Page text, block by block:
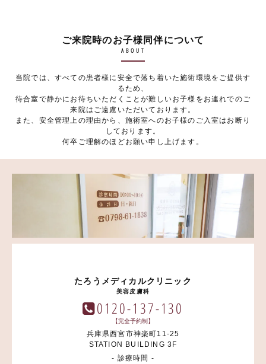
ご来院時のお子様同伴について
ABOUT
当院では、すべての患者様に安全で落ち着いた施術環境をご提供す
るため、
待合室で静かにお待ちいただくことが難しいお子様をお連れでのご
来院はご遠慮いただいております。
また、安全管理上の理由から、施術室へのお子様のご入室はお断り
しております。
何卒ご理解のほどお願い申し上げます。
たろうメディカルクリニック
美容皮膚科
0120-137-130
【完全予約制】
兵庫県西宮市神楽町11-25
STATION BUILDING 3F
- 診療時間 -